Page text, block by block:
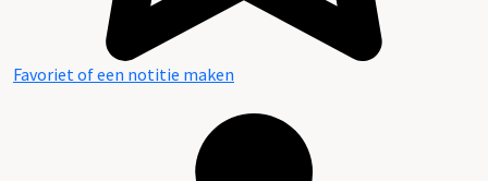
Favoriet of een notitie maken